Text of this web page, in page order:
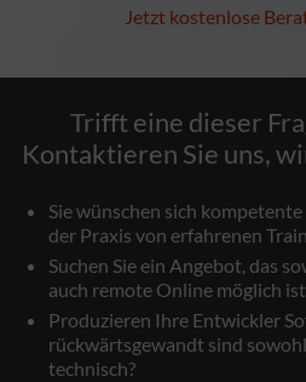
Jetzt kostenlose
Trifft eine dieser
Kontaktieren Sie uns,
Sie wünschen sich
der Praxis von erfahrenen
Suchen Sie ein Angebot, das
auch remote Online möglich
Produzieren Ihre Entwickler
rückwärtsgewandt sind
technisch?